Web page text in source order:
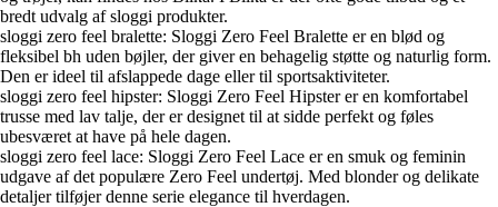
bredt udvalg af sloggi produkter.
sloggi zero feel bralette: Sloggi Zero Feel Bralette er en blød og
fleksibel bh uden bøjler, der giver en behagelig støtte og naturlig form.
Den er ideel til afslappede dage eller til sportsaktiviteter.
sloggi zero feel hipster: Sloggi Zero Feel Hipster er en komfortabel
trusse med lav talje, der er designet til at sidde perfekt og føles
ubesværet at have på hele dagen.
sloggi zero feel lace: Sloggi Zero Feel Lace er en smuk og feminin
udgave af det populære Zero Feel undertøj. Med blonder og delikate
detaljer tilføjer denne serie elegance til hverdagen.